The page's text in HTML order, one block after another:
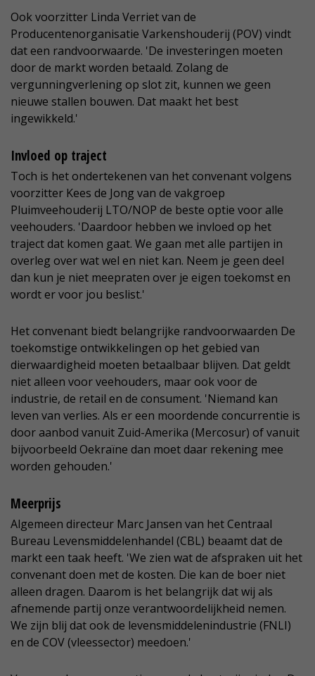
Ook voorzitter Linda Verriet van de
Producentenorganisatie Varkenshouderij (POV) vindt
dat een randvoorwaarde. 'De investeringen moeten
door de markt worden betaald. Zolang de
vergunningverlening op slot zit, kunnen we geen
nieuwe stallen bouwen. Dat maakt het best
ingewikkeld.'
Invloed op traject
Toch is het ondertekenen van het convenant volgens
voorzitter Kees de Jong van de vakgroep
Pluimveehouderij LTO/NOP de beste optie voor alle
veehouders. 'Daardoor hebben we invloed op het
traject dat komen gaat. We gaan met alle partijen in
overleg over wat wel en niet kan. Neem je geen deel
dan kun je niet meepraten over je eigen toekomst en
wordt er voor jou beslist.'
Het convenant biedt belangrijke randvoorwaarden De
toekomstige ontwikkelingen op het gebied van
dierwaardigheid moeten betaalbaar blijven. Dat geldt
niet alleen voor veehouders, maar ook voor de
industrie, de retail en de consument. 'Niemand kan
leven van verlies. Als er een moordende concurrentie is
door aanbod vanuit Zuid-Amerika (Mercosur) of vanuit
bijvoorbeeld Oekraïne dan moet daar rekening mee
worden gehouden.'
Meerprijs
Algemeen directeur Marc Jansen van het Centraal
Bureau Levensmiddelenhandel (CBL) beaamt dat de
markt een taak heeft. 'We zien wat de afspraken uit het
convenant doen met de kosten. Die kan de boer niet
alleen dragen. Daarom is het belangrijk dat wij als
afnemende partij onze verantwoordelijkheid nemen.
We zijn blij dat ook de levensmiddelenindustrie (FNLI)
en de COV (vleessector) meedoen.'